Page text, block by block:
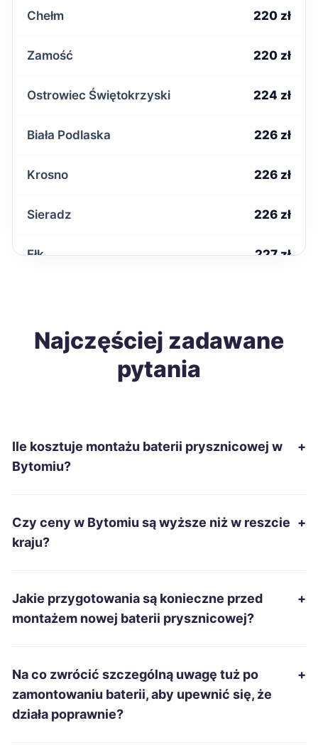
Chełm 220 zł
Zamość 220 zł
Ostrowiec Świętokrzyski 224 zł
Biała Podlaska 226 zł
Krosno 226 zł
Sieradz 226 zł
Ełk 227 zł
Nysa 228 zł
Żary 229 zł
Wodzisław Śląski
Jarosław
Słupsk 232 zł
Najczęściej zadawane
pytania
Ile kosztuje montażu baterii prysznicowej w
Bytomiu?
+
Czy ceny w Bytomiu są wyższe niż w reszcie
kraju?
+
Jakie przygotowania są konieczne przed
montażem nowej baterii prysznicowej?
+
Na co zwrócić szczególną uwagę tuż po
zamontowaniu baterii, aby upewnić się, że
działa poprawnie?
+